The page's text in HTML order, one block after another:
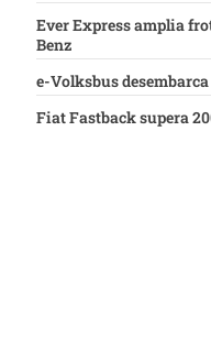
Ever Express amplia
Benz
e-Volksbus
Fiat Fastback supera